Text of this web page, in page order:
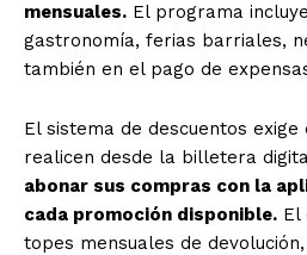
mensuales. El programa
gastronomía, ferias barriales,
también en el pago de
El sistema de descuentos
realicen desde la billetera
abonar sus compras con la
cada promoción disponible. El
topes mensuales de